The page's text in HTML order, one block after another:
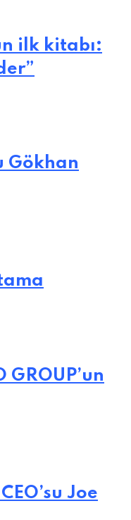
ilk kitabı:
Gökhan
Joe